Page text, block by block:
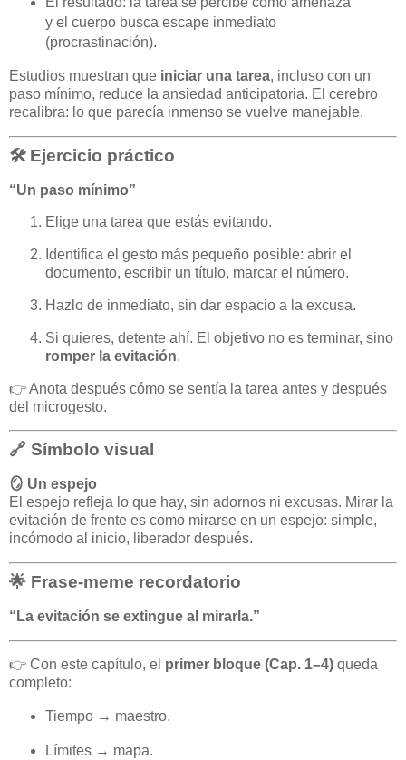
y el cuerpo busca escape inmediato
(procrastinación).
Estudios muestran que iniciar una tarea, incluso con un
paso mínimo, reduce la ansiedad anticipatoria. El cerebro
recalibra: lo que parecía inmenso se vuelve manejable.
🛠️ Ejercicio práctico
“Un paso mínimo”
Elige una tarea que estás evitando.
Identifica el gesto más pequeño posible: abrir el
documento, escribir un título, marcar el número.
Hazlo de inmediato, sin dar espacio a la excusa.
Si quieres, detente ahí. El objetivo no es terminar, sino
romper la evitación.
👉 Anota después cómo se sentía la tarea antes y después
del microgesto.
🔗 Símbolo visual
🪞 Un espejo
El espejo refleja lo que hay, sin adornos ni excusas. Mirar la
evitación de frente es como mirarse en un espejo: simple,
incómodo al inicio, liberador después.
🌟 Frase-meme recordatorio
“La evitación se extingue al mirarla.”
👉 Con este capítulo, el primer bloque (Cap. 1–4) queda
completo:
Tiempo → maestro.
Límites → mapa.